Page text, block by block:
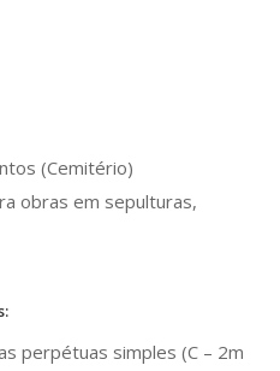
(Cemitério)
obras em sepulturas,
perpétuas simples (C – 2m